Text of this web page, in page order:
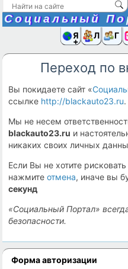
Социальный
Я и
Переход по
Вы покидаете сайт «
ссылке http://blackauto23.ru.
Мы не несем
blackauto23.ru и
никаких своих личных
Если Вы не хотите
нажмитеотмена, иначе вы
секунд
«Социальный Портал»
безопасности.
Форма авторизации